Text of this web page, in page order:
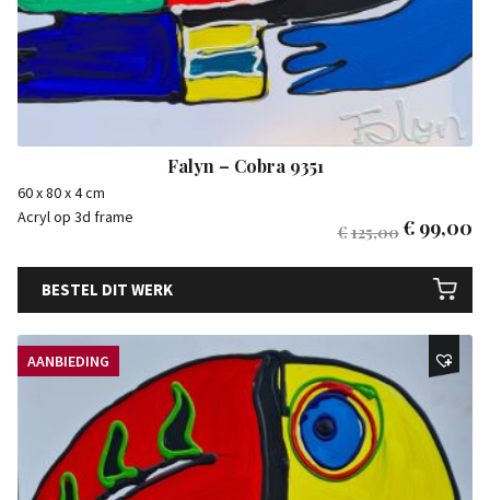
Falyn – Cobra 9351
60 x 80 x 4 cm
Acryl op 3d frame
€125,00€ 99,00
BESTEL DIT WERK
AANBIEDING